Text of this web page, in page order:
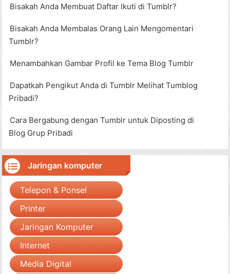
Bisakah Anda Membuat Daftar Ikuti di Tumblr?
Bisakah Anda Membalas Orang Lain Mengomentari
Tumblr?
Menambahkan Gambar Profil ke Tema Blog Tumblr
Dapatkah Pengikut Anda di Tumblr Melihat Tumblog
Pribadi?
Cara Bergabung dengan Tumblr untuk Diposting di
Blog Grup Pribadi
Jaringan komputer
Telepon & Ponsel
Printer
Jaringan Komputer
Internet
Media Digital